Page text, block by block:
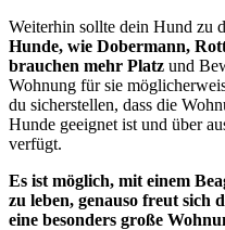
Weiterhin sollte dein Hund zu
Hunde, wie Dobermann,
brauchen mehr Platz und
Wohnung für sie
du sicherstellen, dass die
Hunde geeignet ist und über
verfügt.
Es ist möglich, mit einem
zu leben, genauso freut sich
eine besonders große